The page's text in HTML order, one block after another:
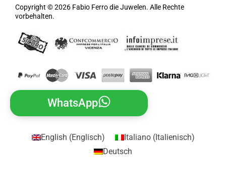
Copyright © 2026 Fabio Ferro die Juwelen. Alle Rechte
vorbehalten.
WhatsApp
English (Englisch) Italiano(Italienisch)
Deutsch